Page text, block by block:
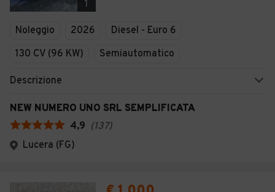
1
Noleggio 2026
Diesel - Euro 6
130 CV (96 KW)
Semiautomatico
Descrizione
NEW NUMERO UNO SRL SEMPLIFICATA
4,9 (137)
Lucera (FG)